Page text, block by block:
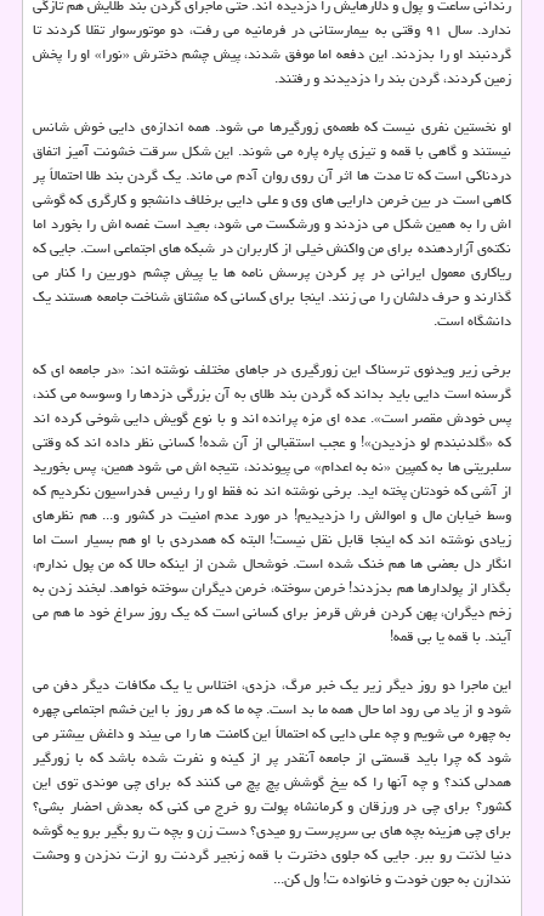
رندانی ساعت و پول و دلارهایش را دزدیده اند. حتی ماجرای گردن بند طلایش هم تازگی
ندارد. سال ۹۱ وقتی به بیمارستانی در فرمانیه می رفت، دو موتورسوار تقلا کردند تا
گردنبند او را بدزدند. این دفعه اما موفق شدند، پیش چشم دخترش «نورا» او را پخش
زمین کردند، گردن بند را دزدیدند و رفتند.
او نخستین نفری نیست که طعمه‌ی زورگیرها می شود. همه اندازه‌ی دایی خوش شانس
نیستند و گاهی با قمه و تیزی پاره پاره می شوند. این شکل سرقت خشونت آمیز اتفاق
دردناکی است که تا مدت ها اثر آن روی روان آدم می ماند. یک گردن بند طلا احتمالاً پر
کاهی است در بین خرمن دارایی های وی و علی دایی برخلاف دانشجو و کارگری که گوشی
اش را به همین شکل می دزدند و ورشکست می شود، بعید است غصه اش را بخورد اما
نکته‌ی آزاردهنده برای من واکنش خیلی از کاربران در شبکه های اجتماعی است. جایی که
ریاکاری معمول ایرانی در پر کردن پرسش نامه ها یا پیش چشم دوربین را کنار می
گذارند و حرف دلشان را می زنند. اینجا برای کسانی که مشتاق شناخت جامعه هستند یک
دانشگاه است.
برخی زیر ویدئوی ترسناک این زورگیری در جاهای مختلف نوشته اند: «در جامعه ای که
گرسنه است دایی باید بداند که گردن بند طلای به آن بزرگی دزدها را وسوسه می کند،
پس خودش مقصر است». عده ای مزه پرانده اند و با نوع گویش دایی شوخی کرده اند
که «گلدنبندم لو دزدیدن»! و عجب استقبالی از آن شده! کسانی نظر داده اند که وقتی
سلبریتی ها به کمپین «نه به اعدام» می پیوندند، نتیجه اش می شود همین، پس بخورید
از آشی که خودتان پخته اید. برخی نوشته اند نه فقط او را رئیس فدراسیون نکردیم که
وسط خیابان مال و اموالش را دزدیدیم! در مورد عدم امنیت در کشور و... هم نظرهای
زیادی نوشته اند که اینجا قابل نقل نیست! البته که همدردی با او هم بسیار است اما
انگار دل بعضی ها هم خنک شده است. خوشحال شدن از اینکه حالا که من پول ندارم،
بگذار از پولدارها هم بدزدند! خرمن سوخته، خرمن دیگران سوخته خواهد. لبخند زدن به
زخم دیگران، پهن کردن فرش قرمز برای کسانی است که یک روز سراغ خود ما هم می
آیند. با قمه یا بی قمه!
این ماجرا دو روز دیگر زیر یک خبر مرگ، دزدی، اختلاس یا یک مکافات دیگر دفن می
شود و از یاد می رود اما حال همه ما بد است. چه ما که هر روز با این خشم اجتماعی چهره
به چهره می شویم و چه علی دایی که احتمالاً این کامنت ها را می بیند و داغش بیشتر می
شود که چرا باید قسمتی از جامعه آنقدر پر از کینه و نفرت شده باشد که با زورگیر
همدلی کند؟ و چه آنها را که بیخ گوشش پچ پچ می کنند که برای چی موندی توی این
کشور؟ برای چی در ورزقان و کرمانشاه پولت رو خرج می کنی که بعدش احضار بشی؟
برای چی هزینه بچه‎ های بی سرپرست رو میدی؟ دست زن و بچه ت رو بگیر برو یه گوشه
دنیا لذتت رو ببر. جایی که جلوی دخترت با قمه زنجیر گردنت رو ازت ندزدن و وحشت
نندازن به جون خودت و خانواده ت! ول کن...